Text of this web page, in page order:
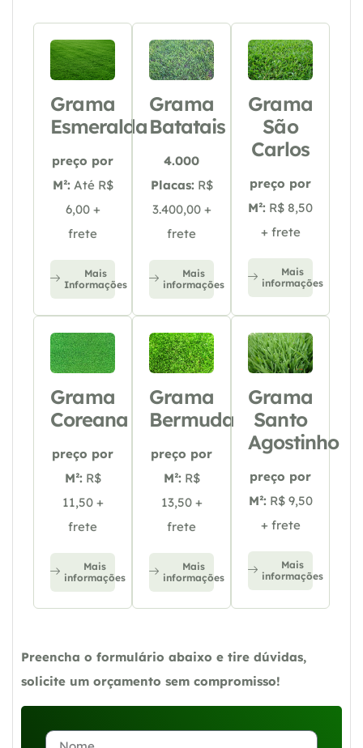
Grama
Esmeralda
preço por
M²: Até R$
6,00 +
frete
Mais
Informações
Grama
Batatais
4.000
Placas: R$
3.400,00 +
frete
Mais
informações
Grama
São
Carlos
preço por
M²: R$ 8,50
+ frete
Mais
informações
Grama
Coreana
preço por
M²: R$
11,50 +
frete
Mais
informações
Grama
Bermuda
preço por
M²: R$
13,50 +
frete
Mais
informações
Grama
Santo
Agostinho
preço por
M²: R$ 9,50
+ frete
Mais
informações
Preencha o formulário abaixo e tire dúvidas,
solicite um orçamento sem compromisso!